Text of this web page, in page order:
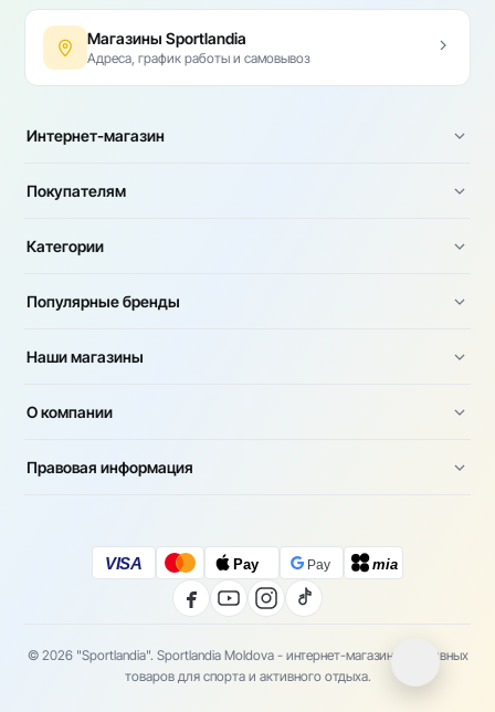
Магазины Sportlandia
Адреса, график работы и самовывоз
Интернет-магазин
Покупателям
Категории
Популярные бренды
Наши магазины
О компании
Правовая информация
VISA Pay Pay mia
© 2026 "Sportlandia". Sportlandia Moldova - интернет-магазин спортивных
товаров для спорта и активного отдыха.